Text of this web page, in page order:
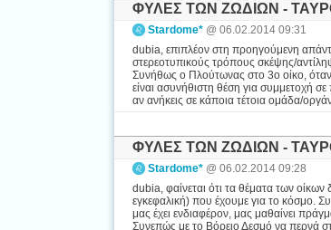
ΦΥΛΕΣ ΤΩΝ ΖΩΔΙΩΝ -
Stardome* @ 06.02.2014 09:31
dubia, επιπλέον στη προηγούμενη
στερεοτυπικούς τρόπους σκέψης/
Συνήθως ο Πλούτωνας στο 3ο οίκο, όταν
είναι ασυνήθιστη θέση για συμμετοχή σε
αν ανήκεις σε κάποια τέτοια ομάδα/
ΦΥΛΕΣ ΤΩΝ ΖΩΔΙΩΝ -
Stardome* @ 06.02.2014 09:28
dubia, φαίνεται ότι τα θέματα των οίκων
εγκεφαλική) που έχουμε για το κόσμο.
μας έχει ενδιαφέρον, μας μαθαίνει
Συνεπώς με το Βόρειο Δεσμό να περνά